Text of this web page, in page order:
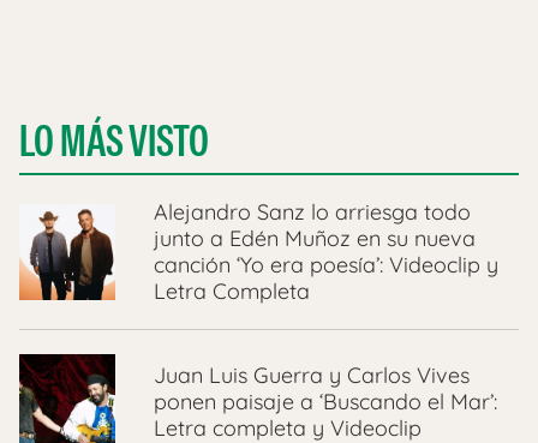
LO MÁS VISTO
Alejandro Sanz lo arriesga todo
junto a Edén Muñoz en su nueva
canción ‘Yo era poesía’: Videoclip y
Letra Completa
Juan Luis Guerra y Carlos Vives
ponen paisaje a ‘Buscando el Mar’:
Letra completa y Videoclip